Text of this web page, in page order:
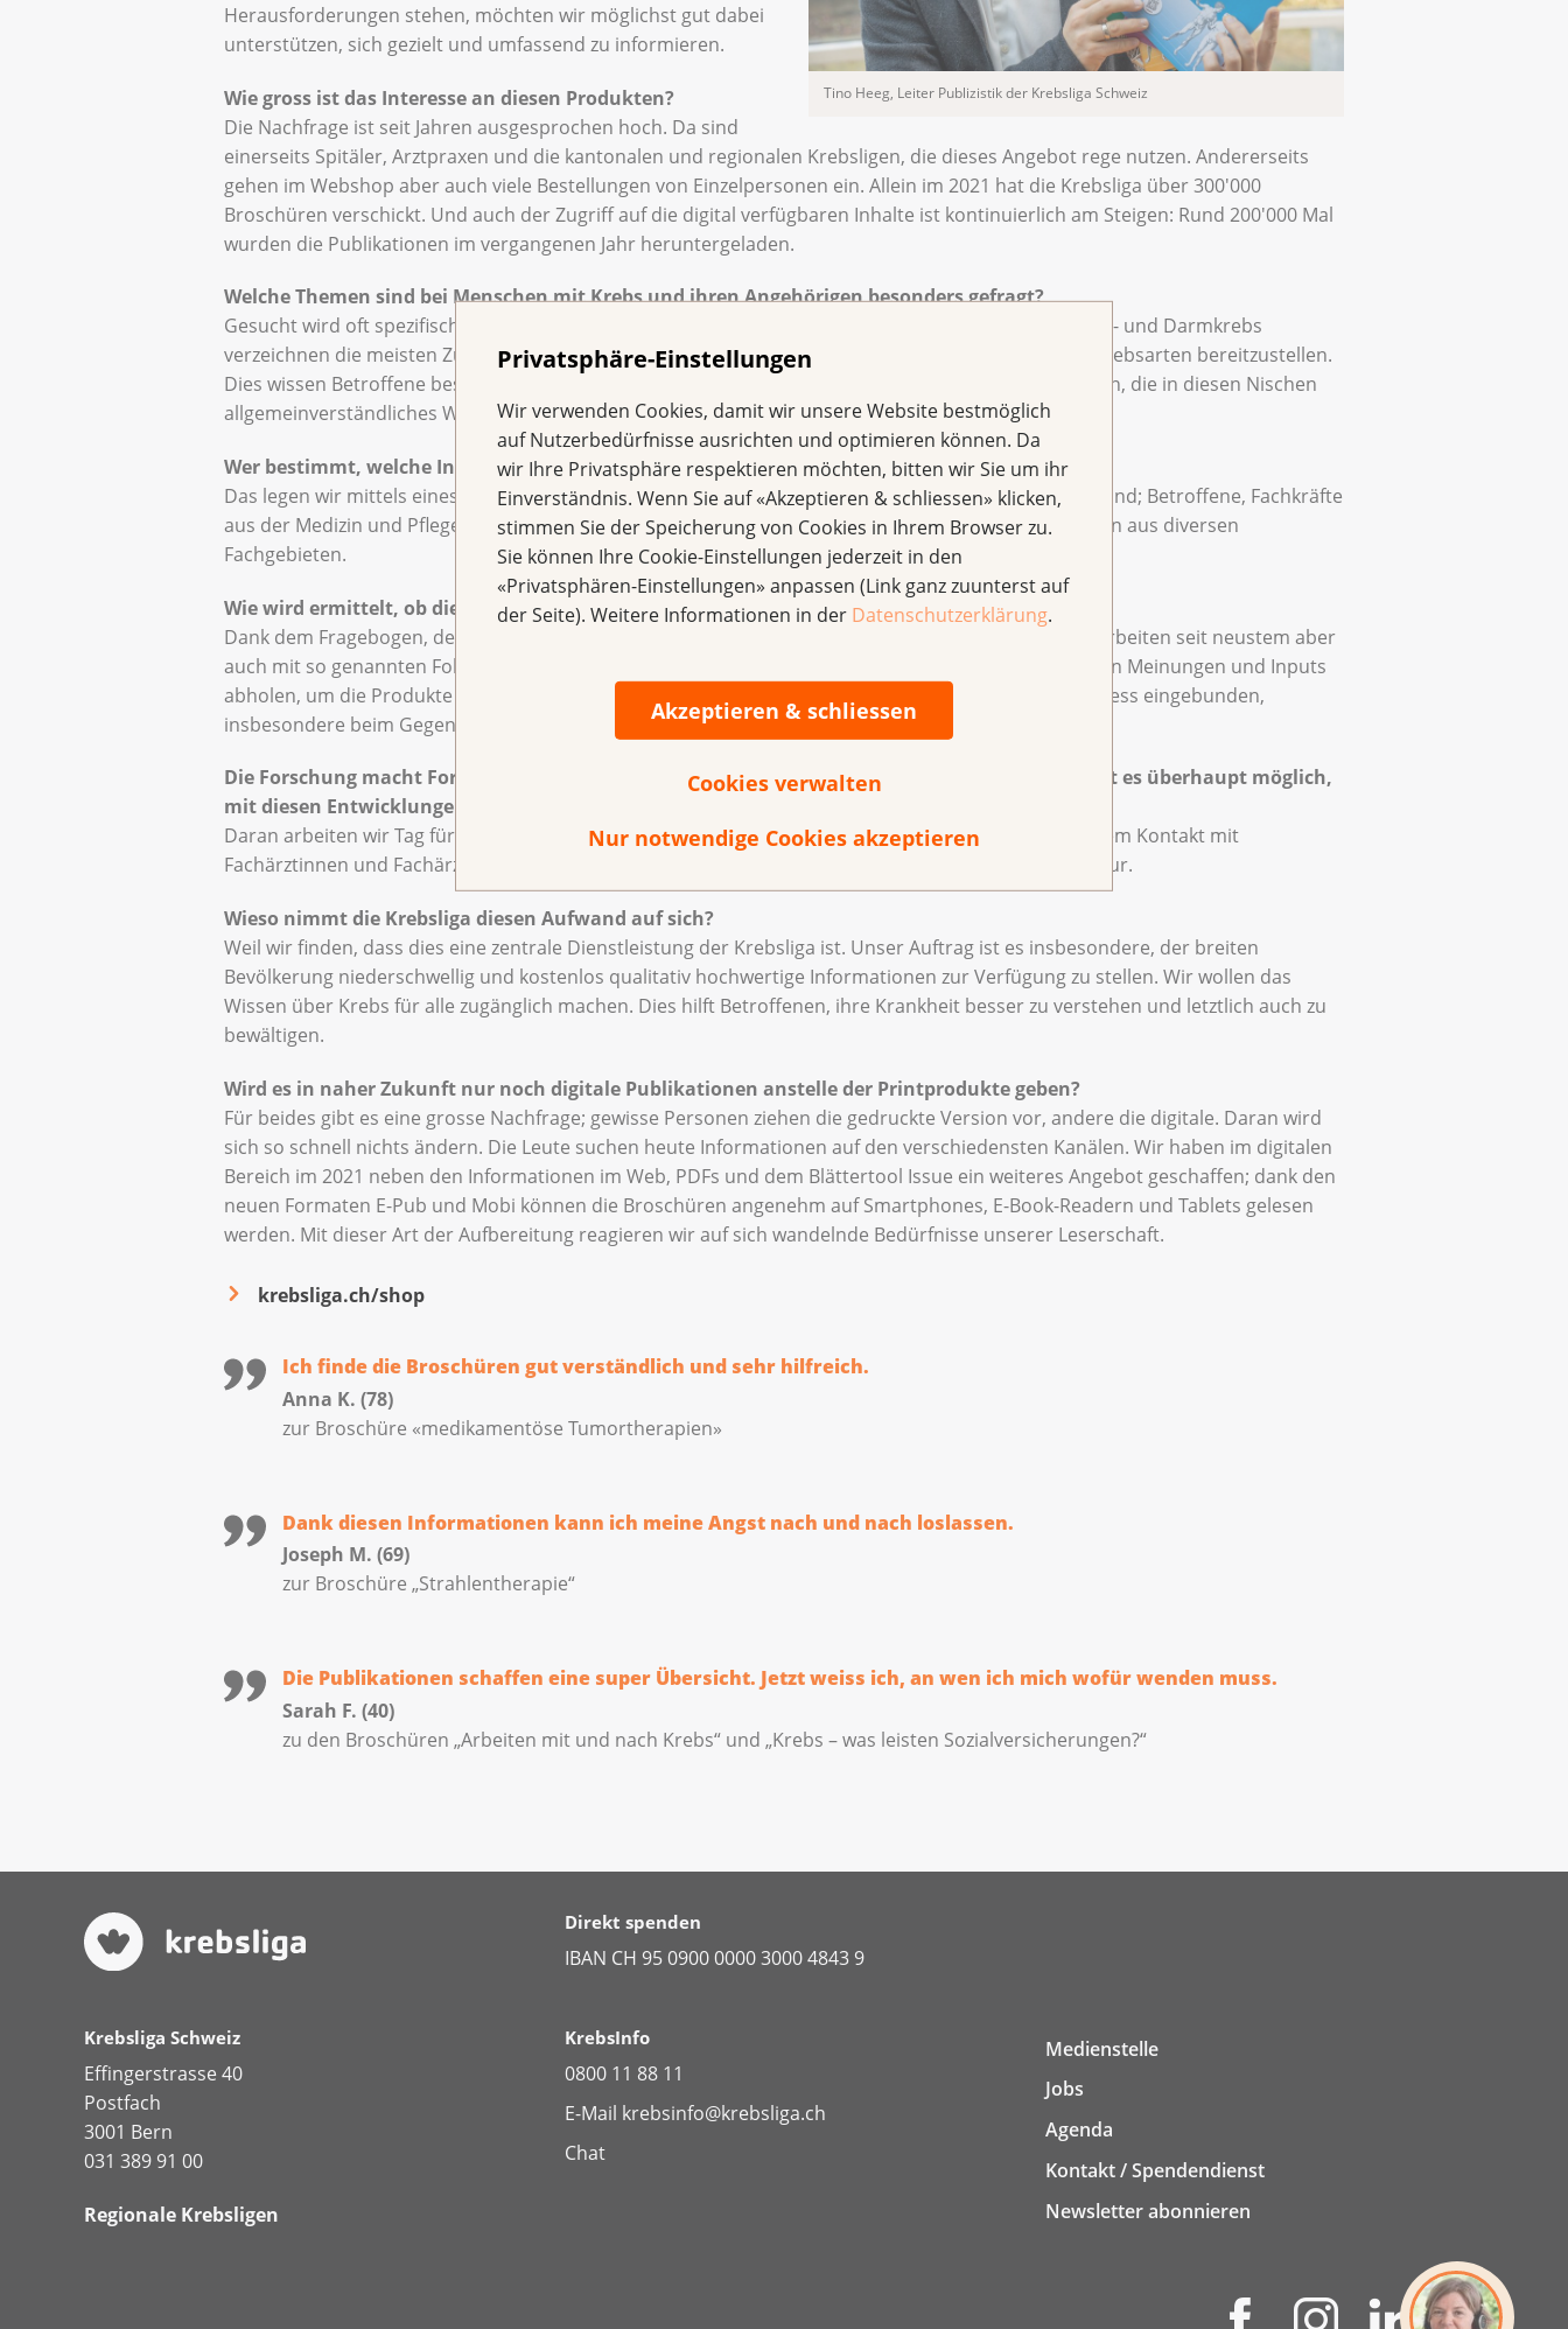
Privatsphäre-Einstellungen
Wir verwenden Cookies, damit wir unsere Website bestmöglich
auf Nutzerbedürfnisse ausrichten und optimieren können. Da
wir Ihre Privatsphäre respektieren möchten, bitten wir Sie um ihr
Einverständnis. Wenn Sie auf «Akzeptieren & schliessen» klicken,
stimmen Sie der Speicherung von Cookies in Ihrem Browser zu.
Sie können Ihre Cookie-Einstellungen jederzeit in den
«Privatsphären-Einstellungen» anpassen (Link ganz zuunterst auf
der Seite). Weitere Informationen in der Datenschutzerklärung.
Akzeptieren & schliessen
Cookies verwalten
Nur notwendige Cookies akzeptieren
Tino Heeg, Leiter Publizistik der Krebsliga Schweiz
Herausforderungen stehen, möchten wir möglichst gut dabei
unterstützen, sich gezielt und umfassend zu informieren.
Wie gross ist das Interesse an diesen Produkten?
Die Nachfrage ist seit Jahren ausgesprochen hoch. Da sind
einerseits Spitäler, Arztpraxen und die kantonalen und regionalen Krebsligen, die dieses Angebot rege nutzen. Andererseits
gehen im Webshop aber auch viele Bestellungen von Einzelpersonen ein. Allein im 2021 hat die Krebsliga über 300'000
Broschüren verschickt. Und auch der Zugriff auf die digital verfügbaren Inhalte ist kontinuierlich am Steigen: Rund 200'000 Mal
wurden die Publikationen im vergangenen Jahr heruntergeladen.
Welche Themen sind bei Menschen mit Krebs und ihren Angehörigen besonders gefragt?
Gesucht wird oft spezifisch nach einzelnen Krebserkrankungen. Die Broschüren über Brust-, Prostata- und Darmkrebs
verzeichnen die meisten Zugriffe. Wir bemühen uns aber auch, Informationen zu weniger häufigen Krebsarten bereitzustellen.
Dies wissen Betroffene besonders zu schätzen, ist die Krebsliga doch zum Teil die einzige Organisation, die in diesen Nischen
allgemeinverständliches Wissen aufbereitet.
Wer bestimmt, welche Inhalte für Betroffene interessant und relevant sind?
Das legen wir mittels eines mehrstufigen Prozesses fest, bei dem zahlreiche Beteiligte eingebunden sind; Betroffene, Fachkräfte
aus der Medizin und Pflege, das Redaktionsteam der Publizistik und weitere Expertinnen und Experten aus diversen
Fachgebieten.
Wie wird ermittelt, ob die Inhalte den Bedürfnissen der Leserschaft entsprechen?
Dank dem Fragebogen, der jeder Broschüre beiliegt, erhalten wir ein differenziertes Feed-back. Wir arbeiten seit neustem aber
auch mit so genannten Fokusgruppen, bei denen wir gezielt von unterschiedlichen Ansprechpersonen Meinungen und Inputs
abholen, um die Produkte laufend zu verbessern. Betroffene sind zudem im ganzen Produktionsprozess eingebunden,
insbesondere beim Gegenlesen haben sie eine wichtige Funktion.
Die Forschung macht Fortschritte, Therapien werden präziser, Diagnosemethoden optimiert: Ist es überhaupt möglich,
mit diesen Entwicklungen Schritt zu halten?
Daran arbeiten wir Tag für Tag, gerade das macht unseren Job so spannend. Dabei stehen wir in engem Kontakt mit
Fachärztinnen und Fachärzten, informieren uns an Kongressen, Weiterbildungen oder via Fachliteratur.
Wieso nimmt die Krebsliga diesen Aufwand auf sich?
Weil wir finden, dass dies eine zentrale Dienstleistung der Krebsliga ist. Unser Auftrag ist es insbesondere, der breiten
Bevölkerung niederschwellig und kostenlos qualitativ hochwertige Informationen zur Verfügung zu stellen. Wir wollen das
Wissen über Krebs für alle zugänglich machen. Dies hilft Betroffenen, ihre Krankheit besser zu verstehen und letztlich auch zu
bewältigen.
Wird es in naher Zukunft nur noch digitale Publikationen anstelle der Printprodukte geben?
Für beides gibt es eine grosse Nachfrage; gewisse Personen ziehen die gedruckte Version vor, andere die digitale. Daran wird
sich so schnell nichts ändern. Die Leute suchen heute Informationen auf den verschiedensten Kanälen. Wir haben im digitalen
Bereich im 2021 neben den Informationen im Web, PDFs und dem Blättertool Issue ein weiteres Angebot geschaffen; dank den
neuen Formaten E-Pub und Mobi können die Broschüren angenehm auf Smartphones, E-Book-Readern und Tablets gelesen
werden. Mit dieser Art der Aufbereitung reagieren wir auf sich wandelnde Bedürfnisse unserer Leserschaft.
krebsliga.ch/shop
Ich finde die Broschüren gut verständlich und sehr hilfreich.
Anna K. (78)
zur Broschüre «medikamentöse Tumortherapien»
Dank diesen Informationen kann ich meine Angst nach und nach loslassen.
Joseph M. (69)
zur Broschüre „Strahlentherapie“
Die Publikationen schaffen eine super Übersicht. Jetzt weiss ich, an wen ich mich wofür wenden muss.
Sarah F. (40)
zu den Broschüren „Arbeiten mit und nach Krebs“ und „Krebs – was leisten Sozialversicherungen?“
Direkt spenden
IBAN CH 95 0900 0000 3000 4843 9
Krebsliga Schweiz
Effingerstrasse 40
Postfach
3001 Bern
031 389 91 00
Regionale Krebsligen
KrebsInfo
0800 11 88 11
E-Mail krebsinfo@krebsliga.ch
Chat
Medienstelle
Jobs
Agenda
Kontakt / Spendendienst
Newsletter abonnieren